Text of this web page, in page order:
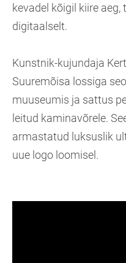
kevadel kõigil kiire
digitaalselt.
Kunstnik-kujundaja
Suuremõisa lossiga
muuseumis ja sattus
leitud kaminavõrele.
armastatud luksuslik
uue logo loomisel.